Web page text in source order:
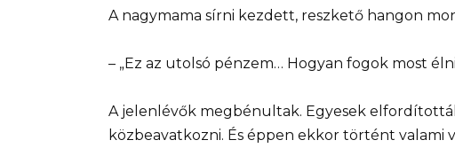
A nagymama sírni kezdett, reszkető hangon
– „Ez az utolsó pénzem… Hogyan fogok most
A jelenlévők megbénultak. Egyesek
közbeavatkozni. És éppen ekkor történt valami